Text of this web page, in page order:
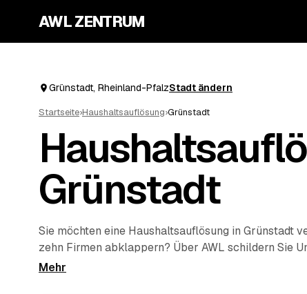
AWL ZENTRUM
Grünstadt, Rheinland-PfalzStadt ändern
Startseite›Haushaltsauflösung›Grünstadt
Grünstadt
Sie möchten eine Haushaltsauflösung in Grünstadt
zehn Firmen abklappern? Über AWL schildern Sie
einmal und erhalten mehrere Festpreis-Angebote